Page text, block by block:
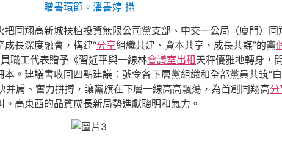
贈書環節。潘書婷 攝
把同翔高新城扶植投資無限公司黨支部、中交一公局（廈門）同
長深度融會，構建“分享組織共建、資本共享、成長共謀”的黨
職工代表贈予《習近平與一線林會議室出租天秤優雅地轉身，
。建議書收回四點建議：號令各下層黨組織和全部黨員共筑“
并肩、奮力拼搏，讓黨旗在下層一線高高飄蕩，為首創同翔高分
高東西的品質成長新局勢進獻聰明和氣力。